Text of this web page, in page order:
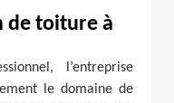
de toiture à
l’entreprise
le domaine de